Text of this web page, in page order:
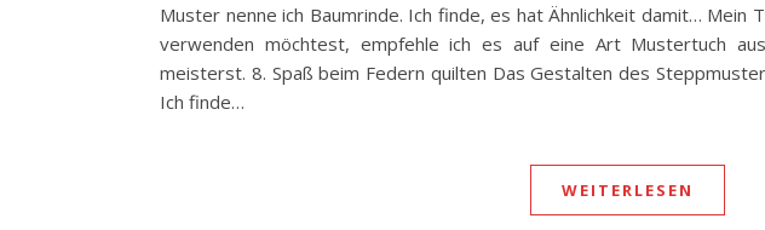
Muster nenne ich Baumrinde. Ich finde, es hat Ähnlichkeit damit… Mein
verwenden möchtest, empfehle ich es auf eine Art Mustertuch
meisterst. 8. Spaß beim Federn quilten Das Gestalten des
Ich finde…
WEITERLESEN